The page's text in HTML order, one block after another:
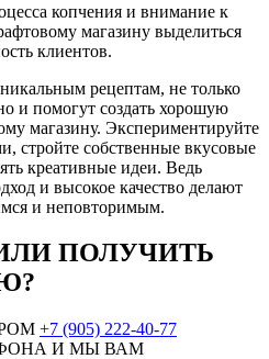
копчения и внимание к
магазину выделиться
клиентов.
рецептам, не только
и помогут создать хорошую
магазину. Экспериментируйте
стройте собственные вкусовые
креативные идеи. Ведь
и высокое качество делают
и неповторимым.
ПОЛУЧИТЬ
+7 (905) 222-40-77
И МЫ ВАМ